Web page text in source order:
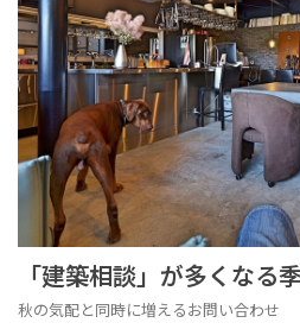
「建築相談」が多くなる
秋の気配と同時に増えるお問い合わせ